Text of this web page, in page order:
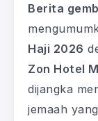
Berita
Haji 2026
Zon Hotel
dijangka
jemaah